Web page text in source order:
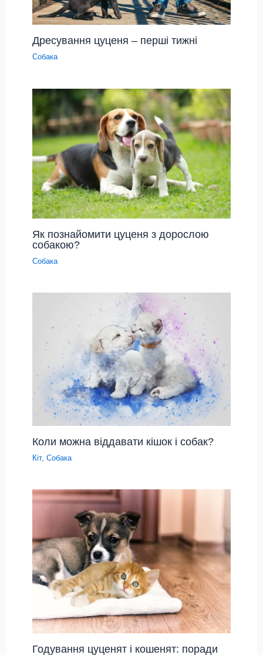
Дресування цуценя – перші тижні
Собака
Як познайомити цуценя з дорослою
собакою?
Собака
Коли можна віддавати кішок і собак?
Кіт,Собака
Годування цуценят і кошенят: поради